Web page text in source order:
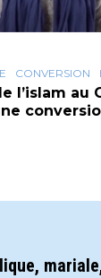
CONVERSION
l’islam au